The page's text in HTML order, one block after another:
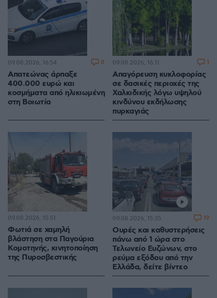
Απατεώνας άρπαξε
400.000 ευρώ και
κοσμήματα από ηλικιωμένη
στη Βοιωτία
09.08.2026, 16:54 8
Απαγόρευση κυκλοφορίας
σε δασικές περιοχές της
Χαλκιδικής λόγω υψηλού
κινδύνου εκδήλωσης
πυρκαγιάς
09.08.2026, 16:11 1
Φωτιά σε χαμηλή
βλάστηση στα Παγούρια
Κομοτηνής, κινητοποίηση
της Πυροσβεστικής
09.08.2026, 15:51
Ουρές και καθυστερήσεις
πάνω από 1 ώρα στο
Τελωνείο Ευζώνων, στο
ρεύμα εξόδου από την
Ελλάδα, δείτε βίντεο
09.08.2026, 15:35 19